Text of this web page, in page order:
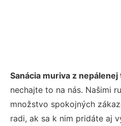
Sanácia muriva z
nechajte to na nás. Našimi
množstvo spokojných
radi, ak sa k nim pridáte aj